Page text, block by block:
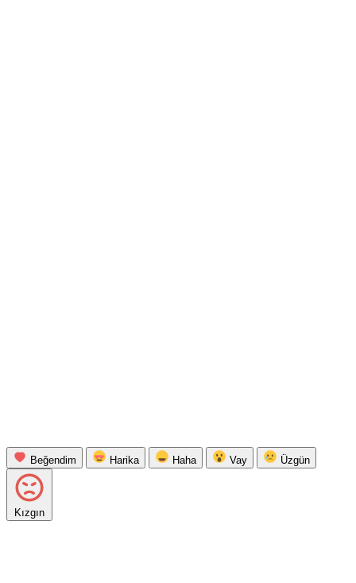
Beğendim Harika Haha Vay Üzgün
Kızgın